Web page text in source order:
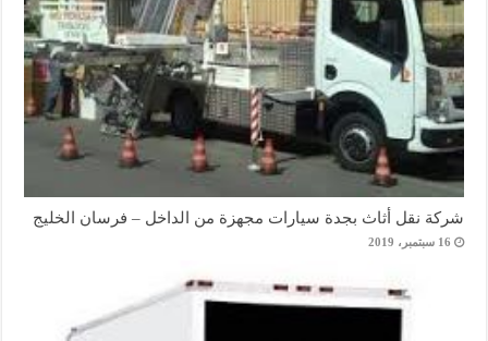
شركة نقل أثاث بجدة سيارات مجهزة من الداخل – فرسان الخليج
16 سبتمبر، 2019